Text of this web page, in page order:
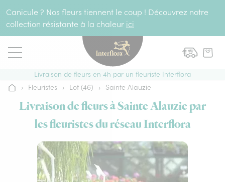
Canicule ? Nos fleurs tiennent le coup ! Découvrez notre
collection résistante à la chaleur ici
Livraison de fleurs en 4h par un fleuriste Interflora
Accueil
› Fleuristes › Lot (46) › Sainte Alauzie
Livraison de fleurs à Sainte Alauzie par
les fleuristes du réseau Interflora